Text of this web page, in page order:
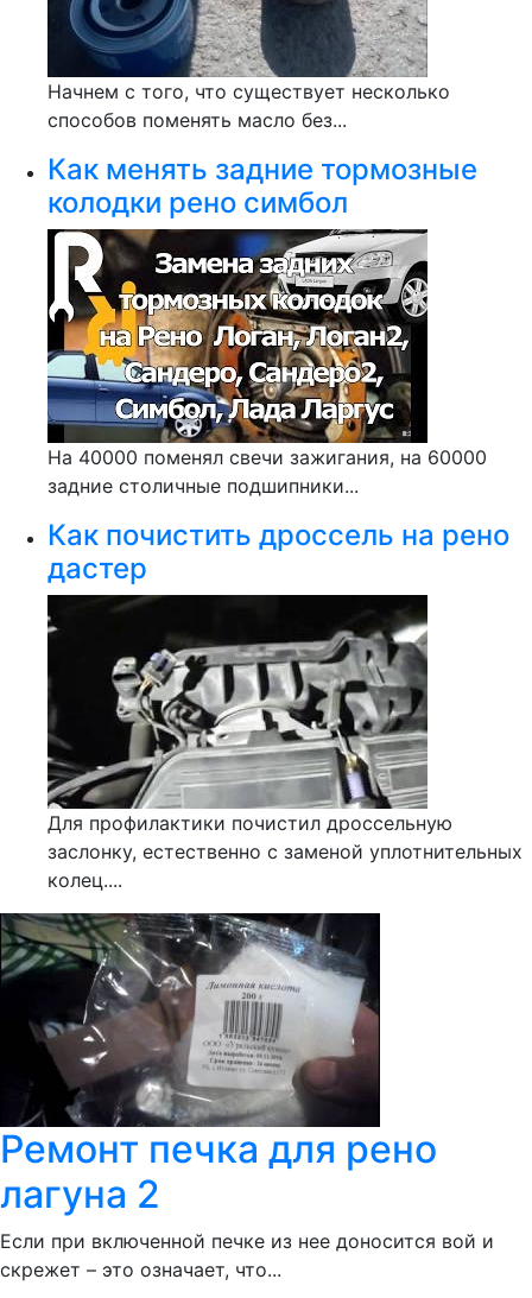
Начнем с того, что существует несколько
способов поменять масло без...
Как менять задние тормозные
колодки рено симбол
На 40000 поменял свечи зажигания, на 60000
задние столичные подшипники...
Как почистить дроссель на рено
дастер
Для профилактики почистил дроссельную
заслонку, естественно с заменой уплотнительных
колец....
Ремонт печка для рено
лагуна 2
Если при включенной печке из нее доносится вой и
скрежет – это означает, что...